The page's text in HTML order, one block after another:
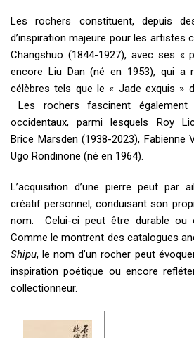
Les rochers constituent, depuis
d’inspiration majeure pour les artistes
Changshuo (1844-1927), avec ses «
encore Liu Dan (né en 1953), qui a
célèbres tels que le « Jade exquis »
Les rochers fascinent également
occidentaux, parmi lesquels Roy
Brice Marsden (1938-2023), Fabienne
Ugo Rondinone (né en 1964).
L’acquisition d’une pierre peut par
créatif personnel, conduisant son
nom. Celui-ci peut être durable ou
Comme le montrent des catalogues
Shipu, le nom d’un rocher peut
inspiration poétique ou encore
collectionneur.